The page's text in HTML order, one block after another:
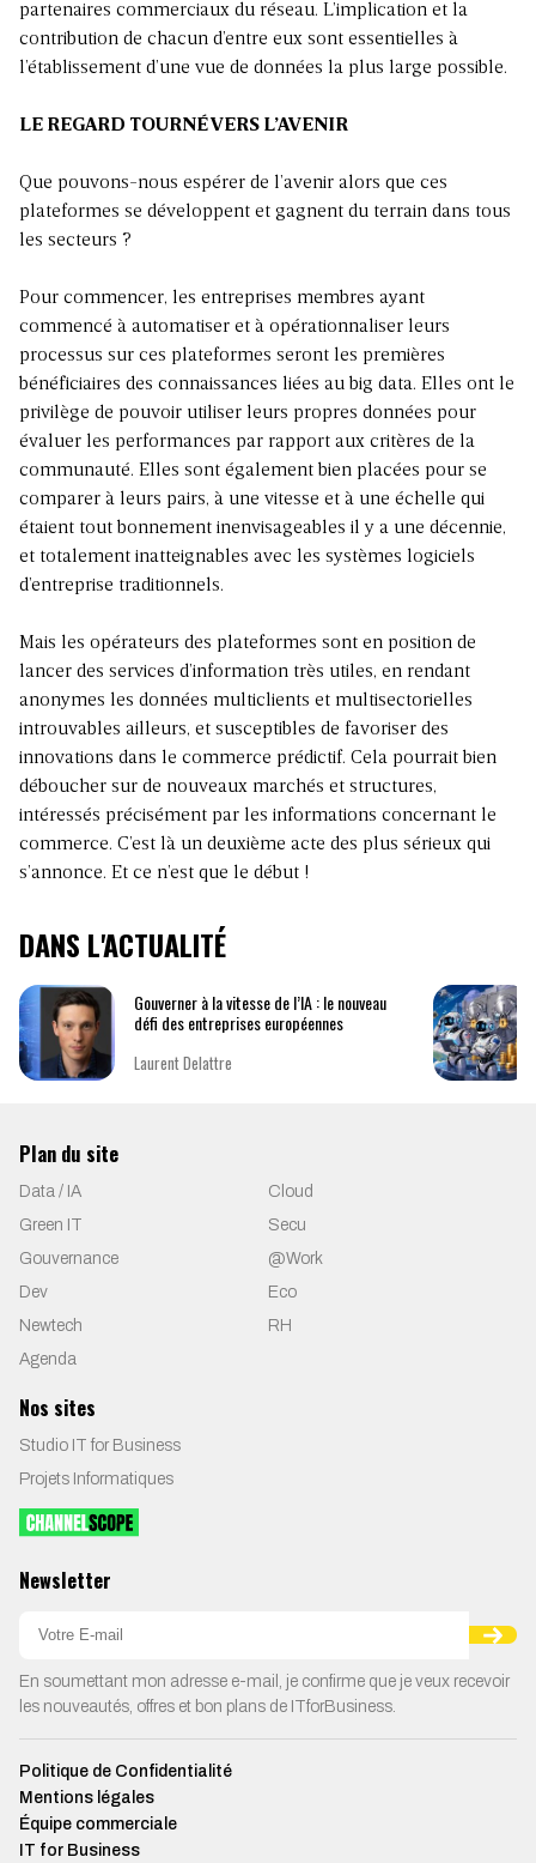
partenaires commerciaux du réseau. L’implication et la
contribution de chacun d’entre eux sont essentielles à
l’établissement d’une vue de données la plus large possible.
LE REGARD TOURNÉ VERS L’AVENIR
Que pouvons-nous espérer de l’avenir alors que ces
plateformes se développent et gagnent du terrain dans tous
les secteurs ?
Pour commencer, les entreprises membres ayant
commencé à automatiser et à opérationnaliser leurs
processus sur ces plateformes seront les premières
bénéficiaires des connaissances liées au big data. Elles ont le
privilège de pouvoir utiliser leurs propres données pour
évaluer les performances par rapport aux critères de la
communauté. Elles sont également bien placées pour se
comparer à leurs pairs, à une vitesse et à une échelle qui
étaient tout bonnement inenvisageables il y a une décennie,
et totalement inatteignables avec les systèmes logiciels
d’entreprise traditionnels.
Mais les opérateurs des plateformes sont en position de
lancer des services d’information très utiles, en rendant
anonymes les données multiclients et multisectorielles
introuvables ailleurs, et susceptibles de favoriser des
innovations dans le commerce prédictif. Cela pourrait bien
déboucher sur de nouveaux marchés et structures,
intéressés précisément par les informations concernant le
commerce. C’est là un deuxième acte des plus sérieux qui
s’annonce. Et ce n’est que le début !
DANS L'ACTUALITÉ
Gouverner à la vitesse de l’IA : le nouveau
défi des entreprises européennes
Laurent Delattre
Plan du site
Data / IA
Cloud
Green IT
Secu
Gouvernance
@Work
Dev
Eco
Newtech
RH
Agenda
Nos sites
Studio IT for Business
Projets Informatiques
Newsletter
En soumettant mon adresse e-mail, je confirme que je veux recevoir
les nouveautés, offres et bon plans de ITforBusiness.
Politique de Confidentialité
Mentions légales
Équipe commerciale
IT for Business